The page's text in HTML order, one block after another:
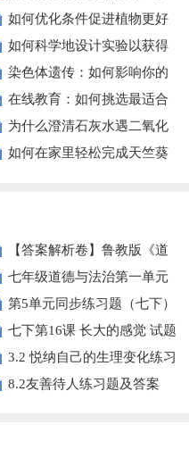
！
与实验全解析？
如何优化条件促进植物更好
长？
如何科学地设计实验以获得
靠的数据？
染色体遗传：如何影响你的
代健康？
在线教育：如何挑选最适合
子的学习平台？
为什么澄清石灰水遇二氧化
会变浑浊？——化学实验揭秘
如何在家里轻松完成天竺葵
【答案解析卷】鲁教版《道
与法治》七年级上册单元测
：第一单元 走进新的学习生
七年级道德与法治第一单元
案第5单元同步练习题（七下）
七下第16课 长大的感觉 试题
3.2 悦纳自己的生理变化练习
及答案
8.2友善待人练习题及答案